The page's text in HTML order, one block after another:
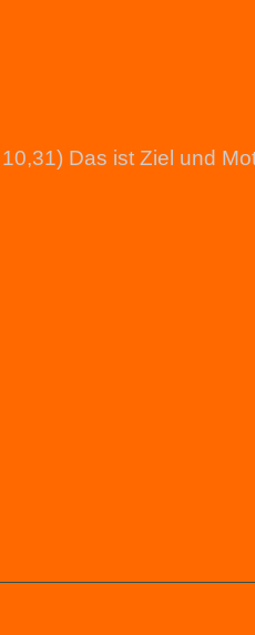
Das ist Ziel und